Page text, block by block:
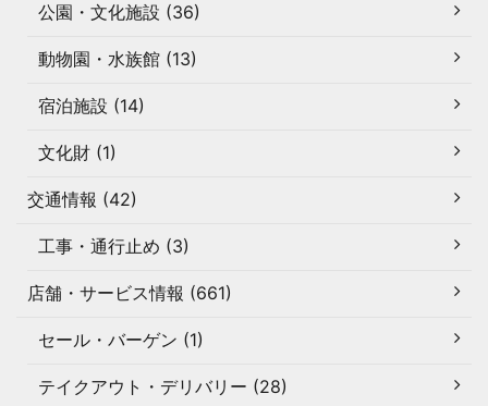
公園・文化施設 (36)
動物園・水族館 (13)
宿泊施設 (14)
文化財 (1)
交通情報 (42)
工事・通行止め (3)
店舗・サービス情報 (661)
セール・バーゲン (1)
テイクアウト・デリバリー (28)